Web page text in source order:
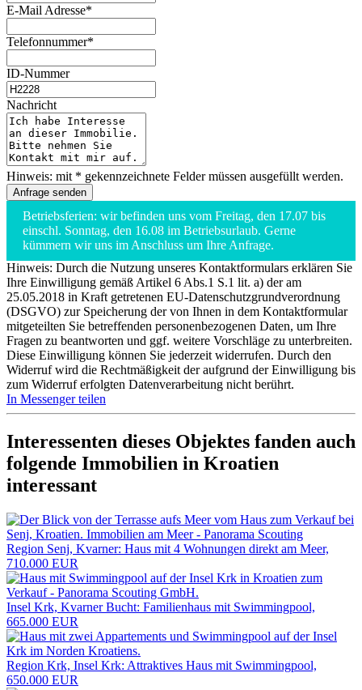
E-Mail Adresse*
Telefonnummer*
ID-Nummer
Nachricht
Hinweis: mit * gekennzeichnete Felder müssen ausgefüllt werden.
Betriebsferien: wir befinden uns vom Freitag, den 17.07 bis
einschl. Sonntag, den 16.08 im Betriebsurlaub. Gerne
kümmern wir uns im Anschluss um Ihre Anfrage.
Hinweis: Durch die Nutzung unseres Kontaktformulars erklären Sie
Ihre Einwilligung gemäß Artikel 6 Abs.1 S.1 lit. a) der am
25.05.2018 in Kraft getretenen EU-Datenschutzgrundverordnung
(DSGVO) zur Speicherung der von Ihnen in dem Kontaktformular
mitgeteilten Sie betreffenden personenbezogenen Daten, um Ihre
Fragen zu beantworten und ggf. weitere Vorschläge zu unterbreiten.
Diese Einwilligung können Sie jederzeit widerrufen. Durch den
Widerruf wird die Rechtmäßigkeit der aufgrund der Einwilligung bis
zum Widerruf erfolgten Datenverarbeitung nicht berührt.
In Messenger teilen
Interessenten dieses Objektes fanden auch
folgende Immobilien in Kroatien
interessant
Region Senj, Kvarner: Haus mit 4 Wohnungen direkt am Meer,
710.000 EUR
Insel Krk, Kvarner Bucht: Familienhaus mit Swimmingpool,
665.000 EUR
Region Krk, Insel Krk: Attraktives Haus mit Swimmingpool,
650.000 EUR